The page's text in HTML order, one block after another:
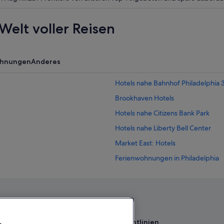
voller Reisen
Anderes
Hotels nahe Bahnhof Philadelphia
Brookhaven Hotels
Hotels nahe Citizens Bank Park
Hotels nahe Liberty Bell Center
Market East: Hotels
Ferienwohnungen in Philadelphia
Hotels nahe Philadelphia Museum
Wohnungen in Philadelphia
Richtlinien